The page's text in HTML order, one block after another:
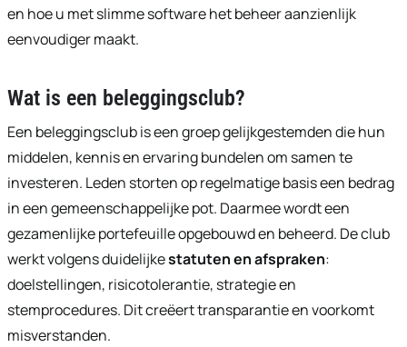
en hoe u met slimme software het beheer aanzienlijk
eenvoudiger maakt.
Wat is een beleggingsclub?
Een beleggingsclub is een groep gelijkgestemden die hun
middelen, kennis en ervaring bundelen om samen te
investeren. Leden storten op regelmatige basis een bedrag
in een gemeenschappelijke pot. Daarmee wordt een
gezamenlijke portefeuille opgebouwd en beheerd. De club
werkt volgens duidelijkestatuten en afspraken:
doelstellingen, risicotolerantie, strategie en
stemprocedures. Dit creëert transparantie en voorkomt
misverstanden.